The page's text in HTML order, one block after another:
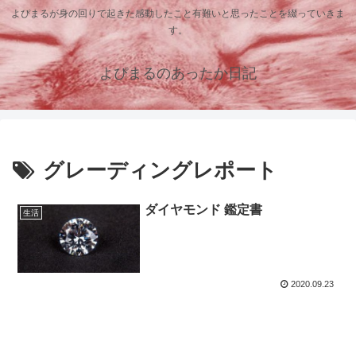
よぴまるが身の回りで起きた感動したこと有難いと思ったことを綴っていきま
す。
よぴまるのあったか日記
グレーディングレポート
生活 ダイヤモンド 鑑定書
2020.09.23